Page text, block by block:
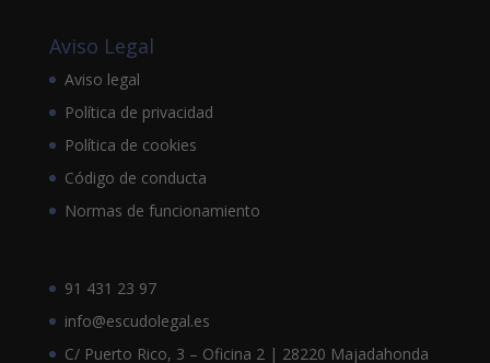
Aviso Legal
Aviso legal
Política de privacidad
Política de cookies
Código de conducta
Normas de funcionamiento
91 431 23 97
info@escudolegal.es
C/ Puerto Rico, 3 – Oficina 2 | 28220 Majadahonda